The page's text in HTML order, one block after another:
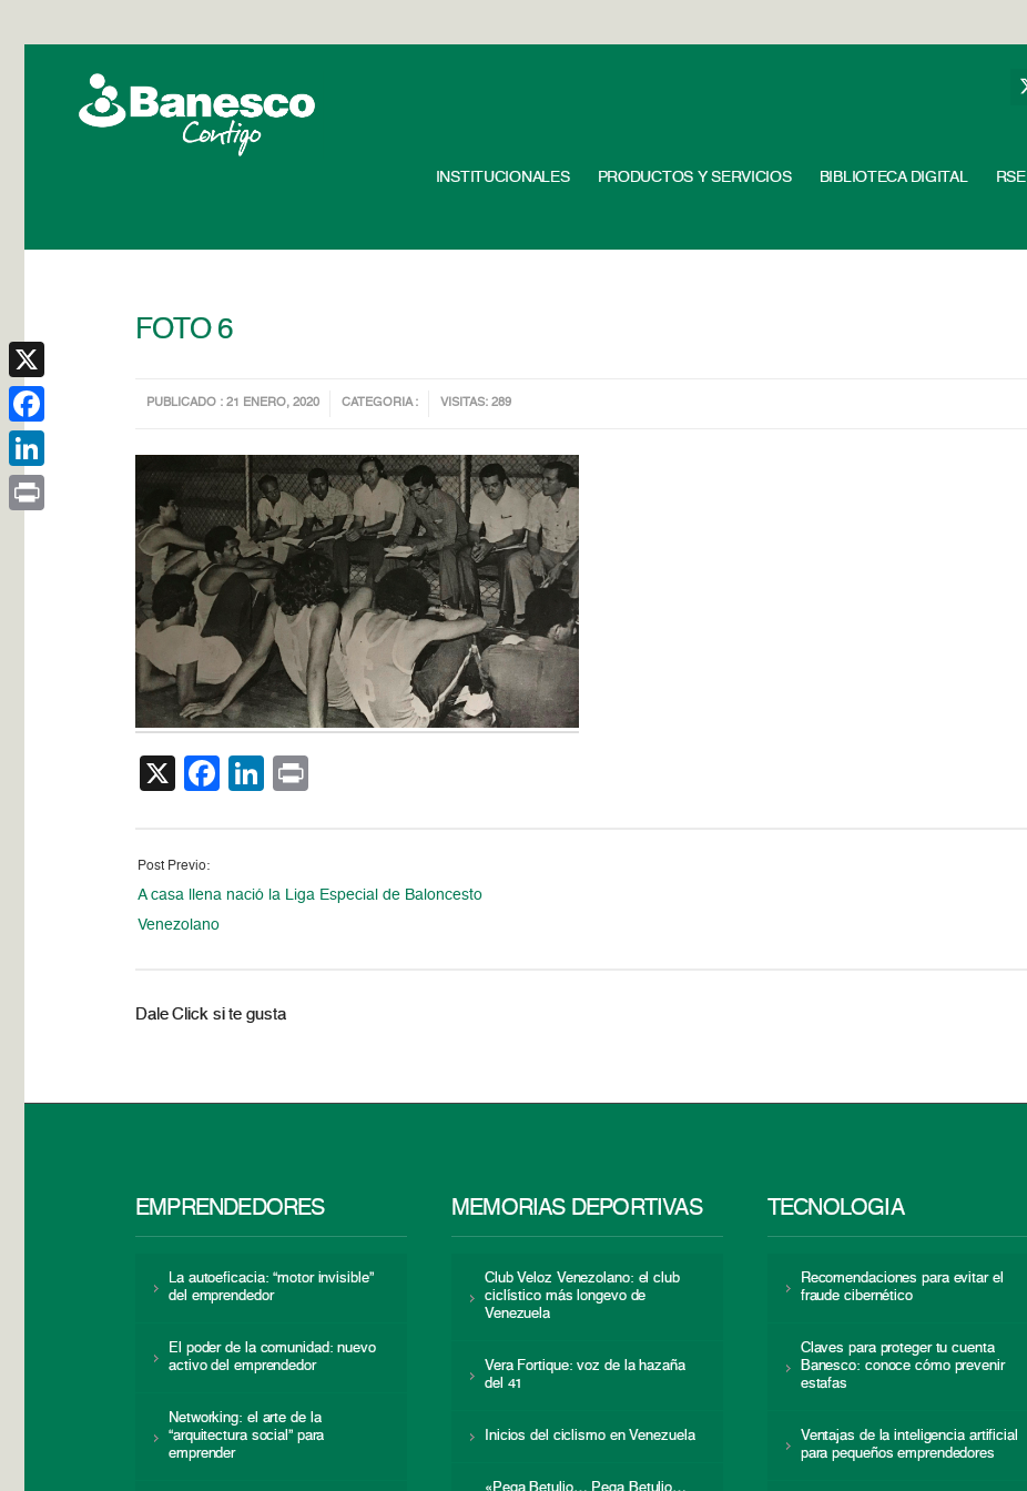
INSTITUCIONALES PRODUCTOS Y SERVICIOS BIBLIOTECA DIGITAL RSE
FOTO 6
PUBLICADO : 21 ENERO, 2020 CATEGORIA : VISITAS: 289
X Facebook
LinkedIn
Post Previo:
A casa llena nació la Liga Especial de Baloncesto
Venezolano
Dale Click si te gusta
EMPRENDEDORES
La autoeficacia: “motor invisible”
del emprendedor
El poder de la comunidad: nuevo
activo del emprendedor
Networking: el arte de la
“arquitectura social” para
emprender
MEMORIAS DEPORTIVAS
Club Veloz Venezolano: el club
ciclístico más longevo de
Venezuela
Vera Fortique: voz de la hazaña
del 41
Inicios del ciclismo en Venezuela
TECNOLOGÍA
Recomendaciones para evitar el
fraude cibernético
Claves para proteger tu cuenta
Banesco: conoce cómo prevenir
estafas
Ventajas de la inteligencia artificial
para pequeños emprendedores
X
Facebook
LinkedIn